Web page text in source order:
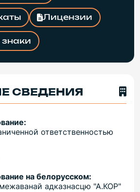
Лицензии
знаки
СВЕДЕНИЯ
ответственностью
на белорусском:
адказнасцю "А.КОР"